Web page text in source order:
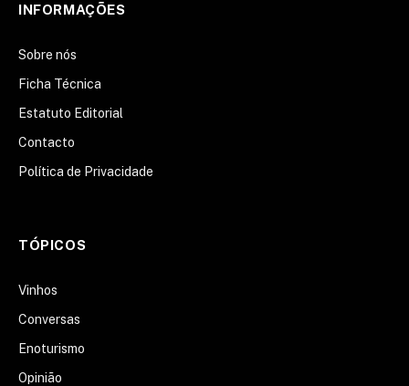
INFORMAÇÕES
Sobre nós
Ficha Técnica
Estatuto Editorial
Contacto
Política de Privacidade
TÓPICOS
Vinhos
Conversas
Enoturismo
Opinião